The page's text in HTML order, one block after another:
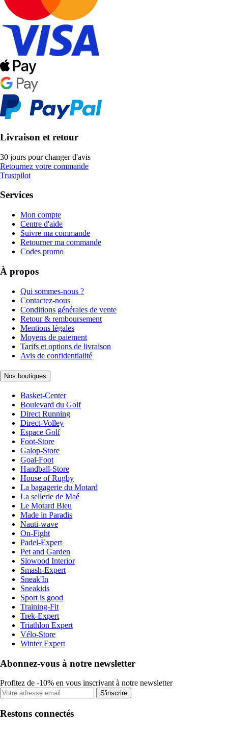
Livraison et retour
30 jours pour changer d'avis
Retournez votre commande
Trustpilot
Services
Mon compte
Centre d'aide
Suivre ma commande
Retourner ma commande
Codes promo
À propos
Qui sommes-nous ?
Contactez-nous
Conditions générales de vente
Retour & remboursement
Mentions légales
Moyens de paiement
Tarifs et options de livraison
Avis de confidentialité
Nos boutiques
Basket-Center
Boulevard du Golf
Direct Running
Direct-Volley
Espace Golf
Foot-Store
Galop-Store
Goal-Foot
Handball-Store
House of Rugby
La bagagerie du Motard
La sellerie de Maé
Le Motard Bleu
Made in Paradis
Nauti-wave
On-Fight
Padel-Expert
Pet and Garden
Slowood Interior
Smash-Expert
Sneak'In
Sneakids
Sport is good
Training-Fit
Trek-Expert
Triathlon Expert
Vélo-Store
Winter Expert
Abonnez-vous à notre newsletter
Profitez de -10% en vous inscrivant à notre newsletter
S'inscrire
Restons connectés